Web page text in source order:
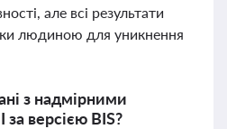
але всі результати
людиною для уникнення
з надмірними
версією BIS?